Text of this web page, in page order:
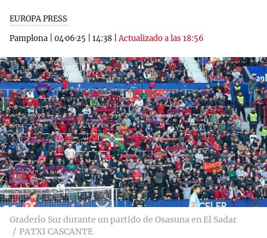
EUROPA PRESS
Pamplona
04·06·25 14:38 |Actualizado a las 18:56
Graderío Sur durante un partido de Osasuna en El Sadar
PATXI CASCANTE